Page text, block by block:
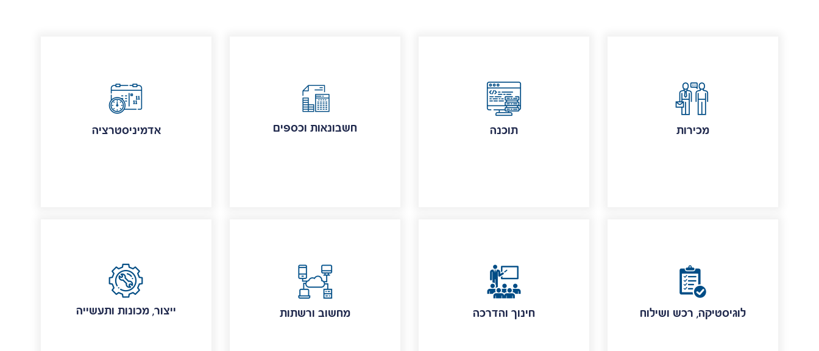
אדמיניסטרציה חשבונאות וכספים תוכנה מכירות
ייצור, מכונות ותעשייה מחשוב ורשתות חינוך והדרכה לוגיסטיקה, רכש ושילוח